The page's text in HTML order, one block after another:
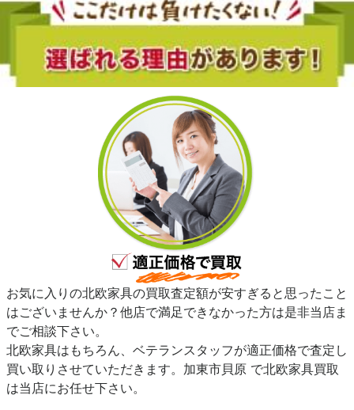
お気に入りの北欧家具の買取査定額が安すぎると思ったこと
はございませんか？他店で満足できなかった方は是非当店ま
でご相談下さい。
北欧家具はもちろん、ベテランスタッフが適正価格で査定し
買い取りさせていただきます。加東市貝原 で北欧家具買取
は当店にお任せ下さい。